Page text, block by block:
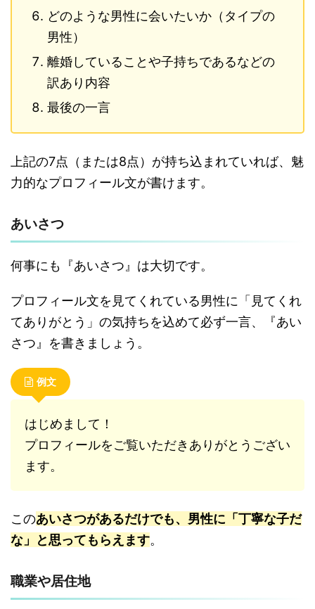
どのような男性に会いたいか（タイプの
男性）
離婚していることや子持ちであるなどの
訳あり内容
最後の一言
上記の7点（または8点）が持ち込まれていれば、魅
力的なプロフィール文が書けます。
あいさつ
何事にも『あいさつ』は大切です。
プロフィール文を見てくれている男性に「見てくれ
てありがとう」の気持ちを込めて必ず一言、『あい
さつ』を書きましょう。
例文
はじめまして！
プロフィールをご覧いただきありがとうござい
ます。
このあいさつがあるだけでも、男性に「丁寧な子だ
な」と思ってもらえます。
職業や居住地